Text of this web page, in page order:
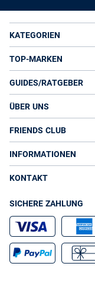
KATEGORIEN
TOP-MARKEN
GUIDES/RATGEBER
ÜBER UNS
FRIENDS CLUB
INFORMATIONEN
KONTAKT
SICHERE ZAHLUNG